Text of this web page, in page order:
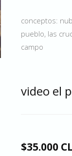
conceptos:
pueblo, las
campo
video el
$35.000